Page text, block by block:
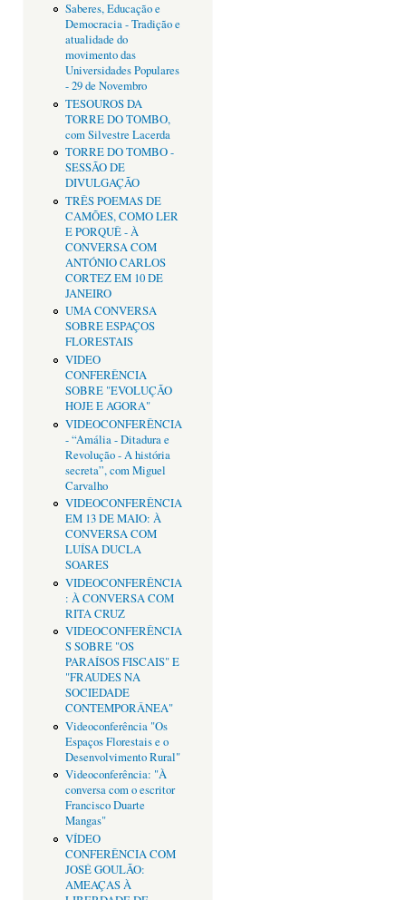
Saberes, Educação e
Democracia - Tradição e
atualidade do
movimento das
Universidades Populares
- 29 de Novembro
TESOUROS DA
TORRE DO TOMBO,
com Silvestre Lacerda
TORRE DO TOMBO -
SESSÃO DE
DIVULGAÇÃO
TRÊS POEMAS DE
CAMÕES, COMO LER
E PORQUÊ - À
CONVERSA COM
ANTÓNIO CARLOS
CORTEZ EM 10 DE
JANEIRO
UMA CONVERSA
SOBRE ESPAÇOS
FLORESTAIS
VIDEO
CONFERÊNCIA
SOBRE "EVOLUÇÃO
HOJE E AGORA"
VIDEOCONFERÊNCIA
- “Amália - Ditadura e
Revolução - A história
secreta”, com Miguel
Carvalho
VIDEOCONFERÊNCIA
EM 13 DE MAIO: À
CONVERSA COM
LUÍSA DUCLA
SOARES
VIDEOCONFERÊNCIA
: À CONVERSA COM
RITA CRUZ
VIDEOCONFERÊNCIA
S SOBRE "OS
PARAÍSOS FISCAIS" E
"FRAUDES NA
SOCIEDADE
CONTEMPORÂNEA"
Videoconferência "Os
Espaços Florestais e o
Desenvolvimento Rural"
Videoconferência: "À
conversa com o escritor
Francisco Duarte
Mangas"
VÍDEO
CONFERÊNCIA COM
JOSÉ GOULÃO:
AMEAÇAS À